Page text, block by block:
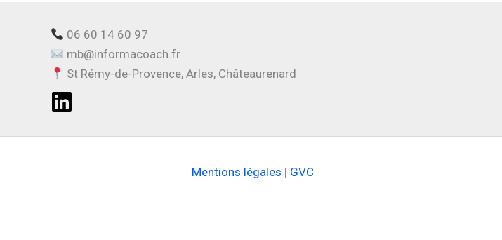
06 60 14 60 97
mb@informacoach.fr
St Rémy-de-Provence, Arles, Châteaurenard
Mentions légales | GVC